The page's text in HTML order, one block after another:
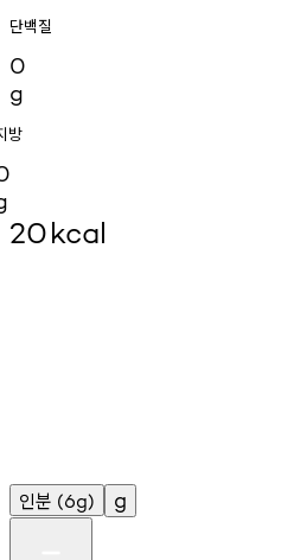
단백질
0
g
방
20kcal
인분 (6g) g